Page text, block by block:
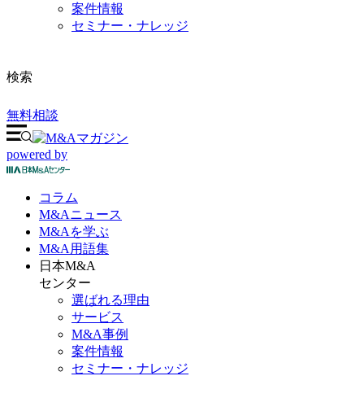
案件情報
セミナー・ナレッジ
検索
無料相談
powered by
コラム
M&Aニュース
M&Aを学ぶ
M&A 用語集
日本M&A
センター
選ばれる理由
サービス
M&A事例
案件情報
セミナー・ナレッジ